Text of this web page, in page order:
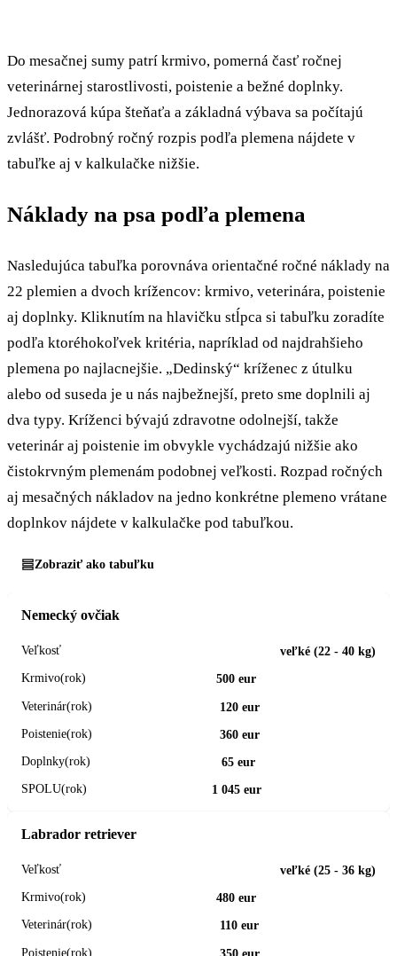
Do mesačnej sumy patrí krmivo, pomerná časť ročnej
veterinárnej starostlivosti, poistenie a bežné doplnky.
Jednorazová kúpa šteňaťa a základná výbava sa počítajú
zvlášť. Podrobný ročný rozpis podľa plemena nájdete v
tabuľke aj v kalkulačke nižšie.
Náklady na psa podľa plemena
Nasledujúca tabuľka porovnáva orientačné ročné náklady na
22 plemien a dvoch krížencov: krmivo, veterinára, poistenie
aj doplnky. Kliknutím na hlavičku stĺpca si tabuľku zoradíte
podľa ktoréhokoľvek kritéria, napríklad od najdrahšieho
plemena po najlacnejšie. „Dedinský“ kríženec z útulku
alebo od suseda je u nás najbežnejší, preto sme doplnili aj
dva typy. Kríženci bývajú zdravotne odolnejší, takže
veterinár aj poistenie im obvykle vychádzajú nižšie ako
čistokrvným plemenám podobnej veľkosti. Rozpad ročných
aj mesačných nákladov na jedno konkrétne plemeno vrátane
doplnkov nájdete v kalkulačke pod tabuľkou.
Zobraziť ako tabuľku
Nemecký ovčiak
veľké (22 - 40 kg)
500 eur
120 eur
360 eur
65 eur
1 045 eur
Labrador retriever
veľké (25 - 36 kg)
480 eur
110 eur
350 eur